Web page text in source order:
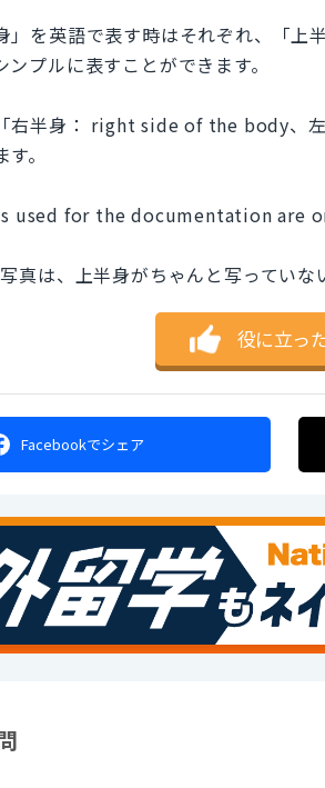
」を英語で表す時はそれぞれ、「
プルに表すことができます。
右半身： right side of the body、
。
used for the documentation are
真は、上半身がちゃんと写っていな
役に立っ
Facebookでシェア